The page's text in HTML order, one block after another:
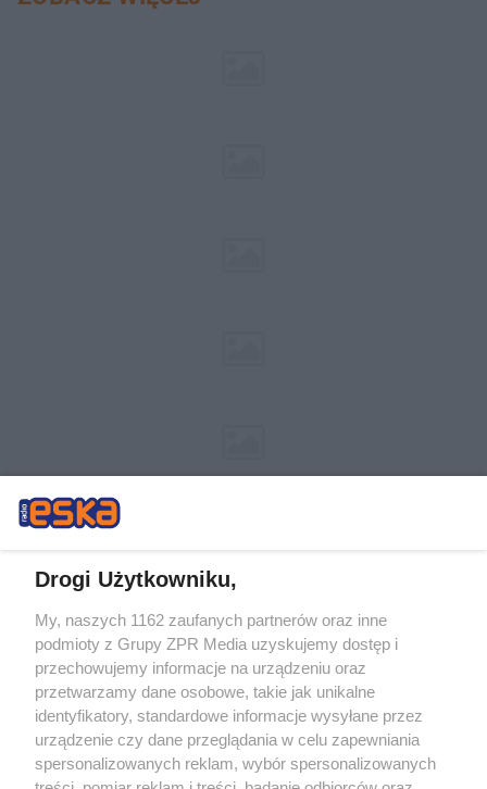
Żaden utwór zamieszczony w serwisie nie może być powielany i
rozpowszechniany lub dalej rozpowszechniany w jakikolwiek sposób (w
tym także elektroniczny lub mechaniczny) na jakimkolwiek polu
eksploatacji w jakiejkolwiek formie, włącznie z umieszczaniem w Internecie
bez pisemnej zgody właściciela praw. Jakiekolwiek użycie lub
wykorzystanie utworów w całości lub w części z naruszeniem prawa, tzn.
bez właściwej zgody, jest zabronione pod groźbą kary i może być ścigane
prawnie.
Drogi Użytkowniku,
My, naszych 1162 zaufanych partnerów oraz inne
podmioty z Grupy ZPR Media uzyskujemy dostęp i
przechowujemy informacje na urządzeniu oraz
przetwarzamy dane osobowe, takie jak unikalne
identyfikatory, standardowe informacje wysyłane przez
urządzenie czy dane przeglądania w celu zapewniania
spersonalizowanych reklam, wybór spersonalizowanych